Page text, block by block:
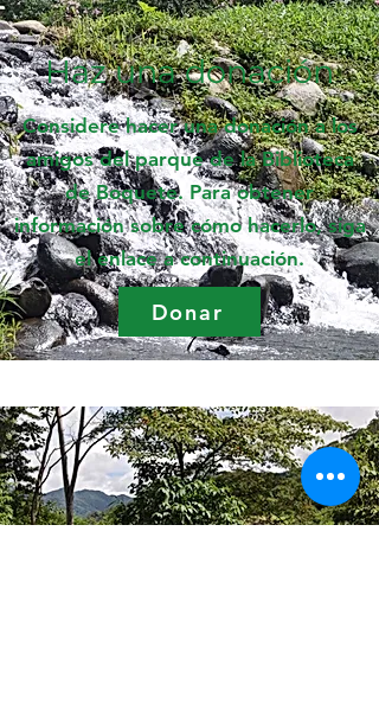
Haz una donación
Considere hacer una donación a los
amigos del parque de la Biblioteca
de Boquete. Para obtener
información sobre cómo hacerlo, siga
el enlace a continuación.
Donar